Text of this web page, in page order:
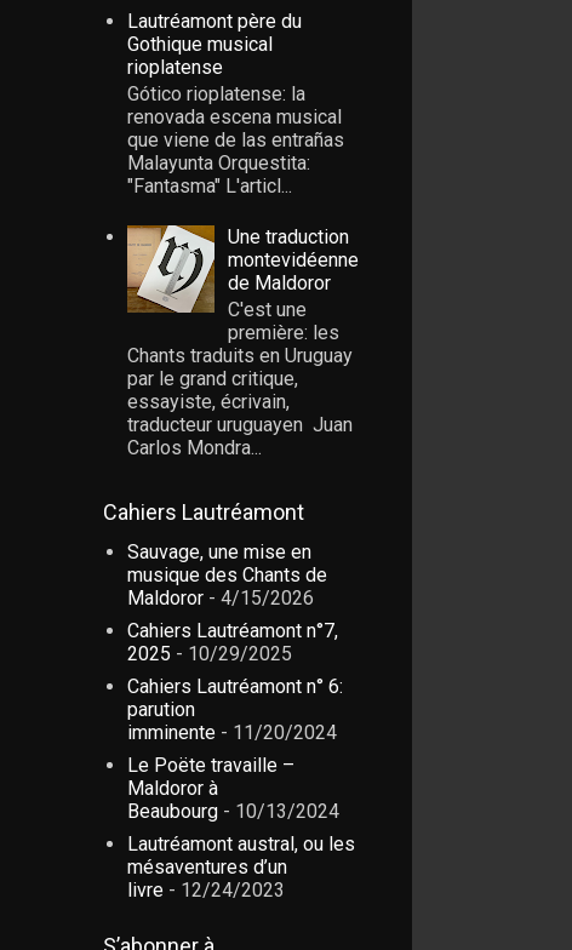
Lautréamont père du
Gothique musical
rioplatense
Gótico rioplatense: la
renovada escena musical
que viene de las entrañas
Malayunta Orquestita:
"Fantasma" L'articl...
Une traduction
montevidéenne
de Maldoror
C'est une
première: les
Chants traduits en Uruguay
par le grand critique,
essayiste, écrivain,
traducteur uruguayen Juan
Carlos Mondra...
Cahiers Lautréamont
Sauvage, une mise en
musique des Chants de
Maldoror - 4/15/2026
Cahiers Lautréamont n°7,
2025 - 10/29/2025
Cahiers Lautréamont n° 6:
parution
imminente - 11/20/2024
Le Poëte travaille –
Maldoror à
Beaubourg - 10/13/2024
Lautréamont austral, ou les
mésaventures d’un
livre - 12/24/2023